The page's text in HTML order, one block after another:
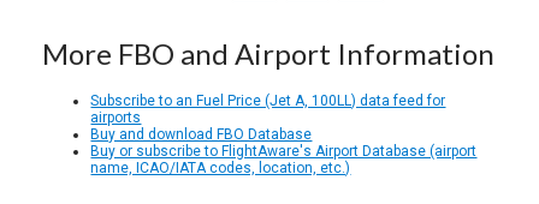
More FBO and Airport Information
Subscribe to an Fuel Price (Jet A, 100LL) data feed for
airports
Buy and download FBO Database
Buy or subscribe to FlightAware's Airport Database (airport
name, ICAO/IATA codes, location, etc.)